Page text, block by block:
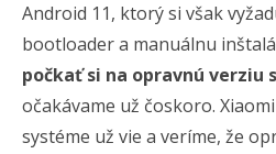
Android 11, ktorý si však
bootloader a manuálnu
počkať si na opravnú verziu
očakávame už čoskoro.
systéme už vie a veríme, že